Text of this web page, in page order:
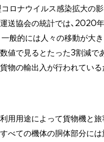
ロナウイルス感染拡大の
運送協会の統計では、2020
一般的には人々の移動が大
数値で見るとたった3割減で
物の輸出入が行われている
用用途によって貨物機と
べての機体の胴体部分に